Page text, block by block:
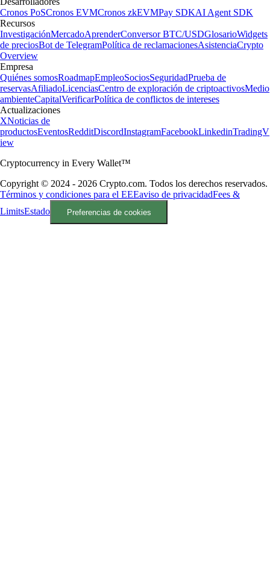
Cronos PoSCronos EVMCronos zkEVMPay SDKAI Agent SDK
Recursos
InvestigaciónMercadoAprenderConversor BTC/USDGlosarioWidgets
de preciosBot de TelegramPolítica de reclamacionesAsistenciaCrypto
Overview
Empresa
Quiénes somosRoadmapEmpleoSociosSeguridadPrueba de
reservasAfiliadoLicenciasCentro de exploración de criptoactivosMedio
ambienteCapitalVerificarPolítica de conflictos de intereses
Actualizaciones
XNoticias de
productosEventosRedditDiscordInstagramFacebookLinkedinTradingV
iew
Cryptocurrency in Every Wallet™
Copyright © 2024 - 2026 Crypto.com. Todos los derechos reservados.
Términos y condiciones para el EEEaviso de privacidadFees &
LimitsEstado Preferencias de cookies